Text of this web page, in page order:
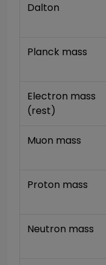
Dalton
Planck mass
Electron mass
(rest)
Muon mass
Proton mass
Neutron mass